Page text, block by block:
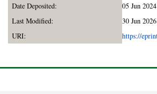
Date Deposited:
05 Jun
Last Modified:
30 Jun
URI:
https://